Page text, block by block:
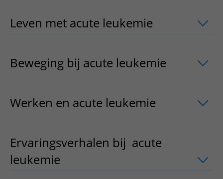
Wijzigen patiëntgegevens
Wegwijs in het ziekenhuis
Contact met polikliniek
Het Wilhelmina Kinderziekenhuis
Zorgverlenersportaal
Onderwijs
Leven met acute leukemie
Beweging bij acute leukemie
Werken en acute leukemie
Ervaringsverhalen bij acute
leukemie
uitklapper, klik om te